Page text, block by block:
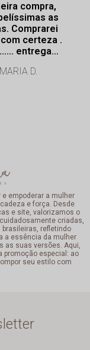
compra,
as
Comprarei
certeza .
entrega
de
MARIA D.
empoderar a mulher
e força. Desde
e site, valorizamos o
criadas,
refletindo
a essência da mulher
as suas versões. Aqui,
promoção especial: ao
seu estilo com